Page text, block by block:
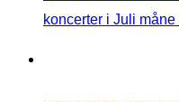
koncerter i Juli måne